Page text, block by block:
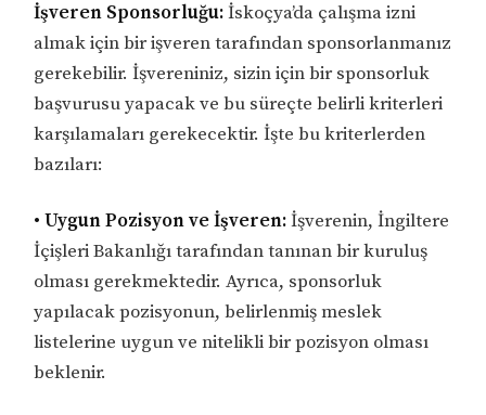
İşveren Sponsorluğu:İskoçya’da çalışma izni
almak için bir işveren tarafından sponsorlanmanız
gerekebilir. İşvereniniz, sizin için bir sponsorluk
başvurusu yapacak ve bu süreçte belirli kriterleri
karşılamaları gerekecektir. İşte bu kriterlerden
bazıları:
• Uygun Pozisyon ve İşveren:İşverenin, İngiltere
İçişleri Bakanlığı tarafından tanınan bir kuruluş
olması gerekmektedir. Ayrıca, sponsorluk
yapılacak pozisyonun, belirlenmiş meslek
listelerine uygun ve nitelikli bir pozisyon olması
beklenir.